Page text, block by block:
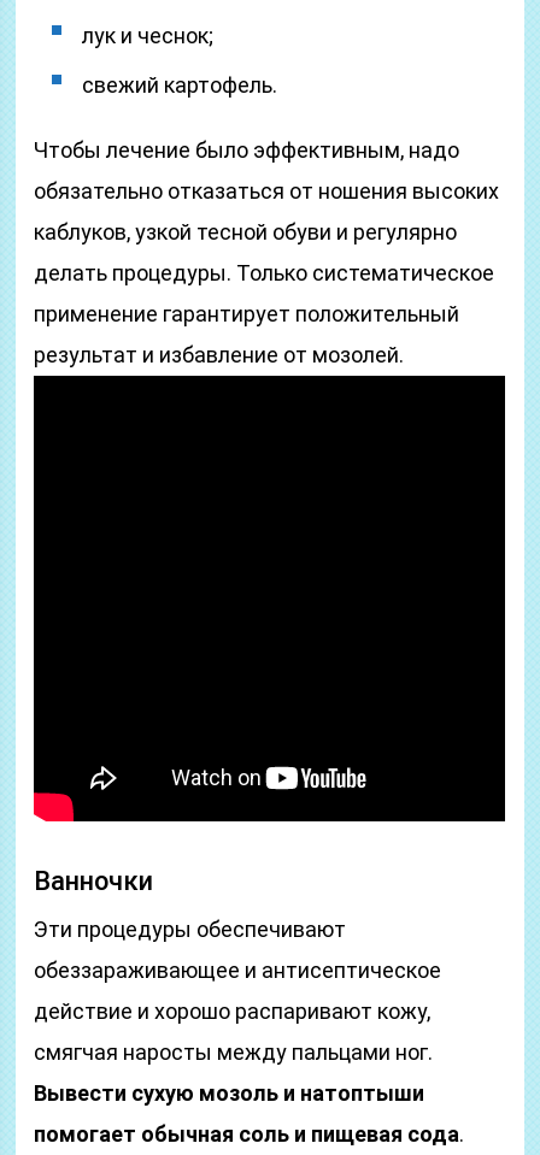
лук и чеснок;
свежий картофель.
Чтобы лечение было эффективным, надо
обязательно отказаться от ношения высоких
каблуков, узкой тесной обуви и регулярно
делать процедуры. Только систематическое
применение гарантирует положительный
результат и избавление от мозолей.
Ванночки
Эти процедуры обеспечивают
обеззараживающее и антисептическое
действие и хорошо распаривают кожу,
смягчая наросты между пальцами ног.
Вывести сухую мозоль и натоптыши
помогает обычная соль и пищевая сода.